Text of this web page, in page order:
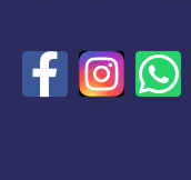
F
W